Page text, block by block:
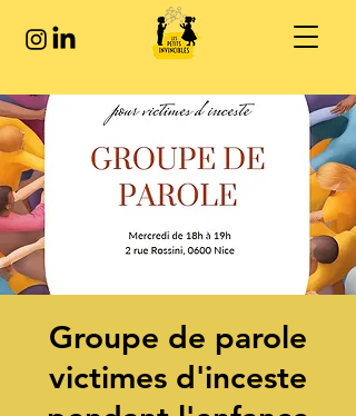
Groupe de parole
victimes d'inceste